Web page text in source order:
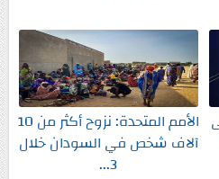
الأمم المتحدة: نزوح أكثر من 10
آلاف شخص في السودان خلال
3...